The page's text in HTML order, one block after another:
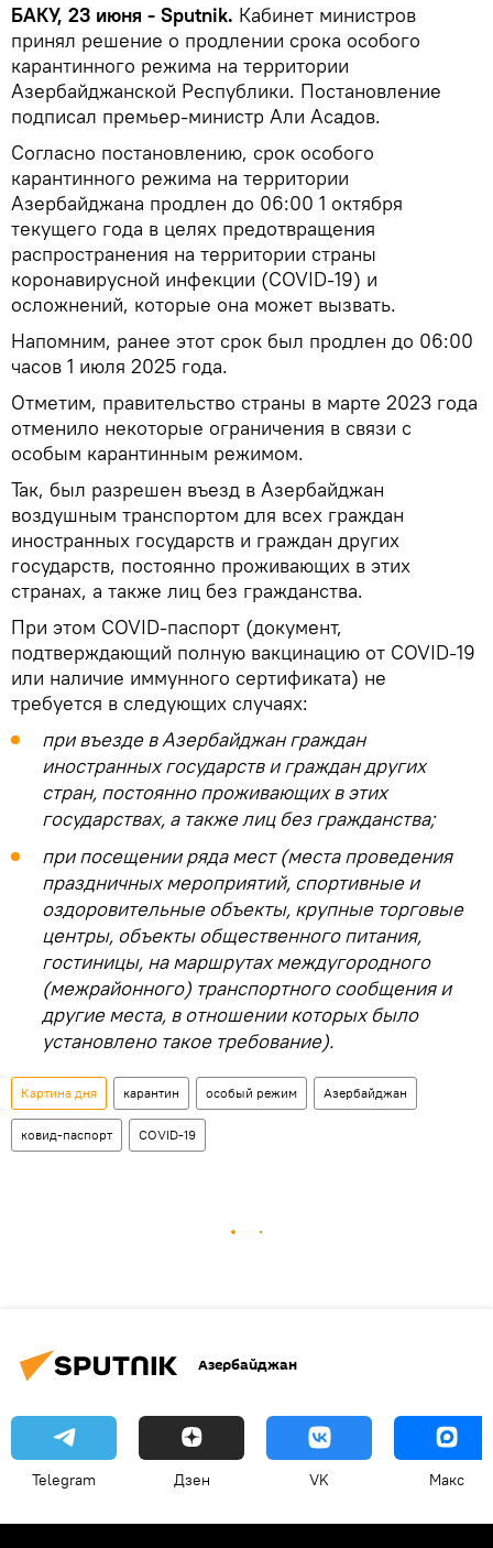
БАКУ, 23 июня - Sputnik. Кабинет министров
принял решение о продлении срока особого
карантинного режима на территории
Азербайджанской Республики. Постановление
подписал премьер-министр Али Асадов.
Согласно постановлению, срок особого
карантинного режима на территории
Азербайджана продлен до 06:00 1 октября
текущего года в целях предотвращения
распространения на территории страны
коронавирусной инфекции (COVID-19) и
осложнений, которые она может вызвать.
Напомним, ранее этот срок был продлен до 06:00
часов 1 июля 2025 года.
Отметим, правительство страны в марте 2023 года
отменило некоторые ограничения в связи с
особым карантинным режимом.
Так, был разрешен въезд в Азербайджан
воздушным транспортом для всех граждан
иностранных государств и граждан других
государств, постоянно проживающих в этих
странах, а также лиц без гражданства.
При этом COVID-паспорт (документ,
подтверждающий полную вакцинацию от COVID-19
или наличие иммунного сертификата) не
требуется в следующих случаях:
при въезде в Азербайджан граждан
иностранных государств и граждан других
стран, постоянно проживающих в этих
государствах, а также лиц без гражданства;
при посещении ряда мест (места проведения
праздничных мероприятий, спортивные и
оздоровительные объекты, крупные торговые
центры, объекты общественного питания,
гостиницы, на маршрутах междугородного
(межрайонного) транспортного сообщения и
другие места, в отношении которых было
установлено такое требование).
Картина дня карантин особый режим Азербайджан
ковид-паспорт COVID-19
Азербайджан
Telegram Дзен VK Макс